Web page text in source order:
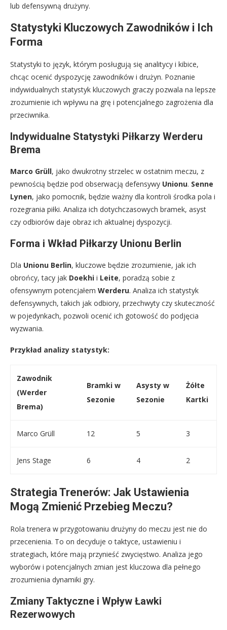
lub defensywną drużyny.
Statystyki Kluczowych Zawodników i Ich
Forma
Statystyki to język, którym posługują się analitycy i kibice,
chcąc ocenić dyspozycję zawodników i drużyn. Poznanie
indywidualnych statystyk kluczowych graczy pozwala na lepsze
zrozumienie ich wpływu na grę i potencjalnego zagrożenia dla
przeciwnika.
Indywidualne Statystyki Piłkarzy Werderu
Brema
Marco Grüll, jako dwukrotny strzelec w ostatnim meczu, z
pewnością będzie pod obserwacją defensywy Unionu. Senne
Lynen, jako pomocnik, będzie ważny dla kontroli środka pola i
rozegrania piłki. Analiza ich dotychczasowych bramek, asyst
czy odbiorów daje obraz ich aktualnej dyspozycji.
Forma i Wkład Piłkarzy Unionu Berlin
Dla Unionu Berlin, kluczowe będzie zrozumienie, jak ich
obrońcy, tacy jak Doekhi i Leite, poradzą sobie z
ofensywnym potencjałem Werderu. Analiza ich statystyk
defensywnych, takich jak odbiory, przechwyty czy skuteczność
w pojedynkach, pozwoli ocenić ich gotowość do podjęcia
wyzwania.
Przykład analizy statystyk:
Zawodnik
(Werder
Brema)
Bramki w
Sezonie
Asysty w
Sezonie
Żółte
Kartki
Marco Grüll 12 5 3
Jens Stage 6 4 2
Strategia Trenerów: Jak Ustawienia
Mogą Zmienić Przebieg Meczu?
Rola trenera w przygotowaniu drużyny do meczu jest nie do
przecenienia. To on decyduje o taktyce, ustawieniu i
strategiach, które mają przynieść zwycięstwo. Analiza jego
wyborów i potencjalnych zmian jest kluczowa dla pełnego
zrozumienia dynamiki gry.
Zmiany Taktyczne i Wpływ Ławki
Rezerwowych